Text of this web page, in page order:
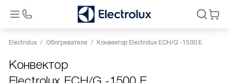
Electrolux Обогреватели Конвектор Electrolux ECH/G -1500 E
Конвектор